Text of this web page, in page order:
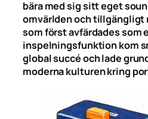
bära med sig sitt eget
omvärlden och tillgängligt
som först avfärdades som
inspelningsfunktion kom
global succé och lade
moderna kulturen kring